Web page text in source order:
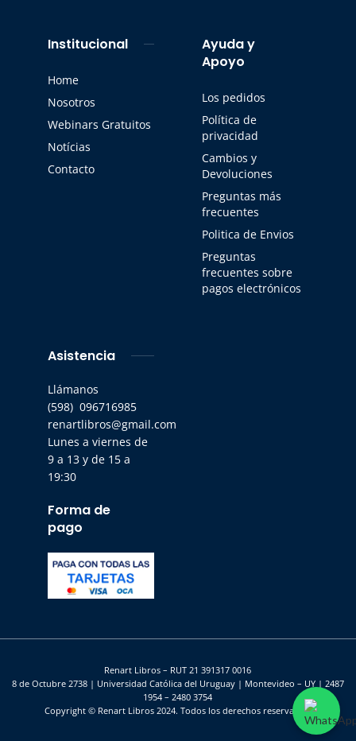
Institucional
Home
Nosotros
Webinars Gratuitos
Notícias
Contacto
Ayuda y
Apoyo
Los pedidos
Política de
privacidad
Cambios y
Devoluciones
Preguntas más
frecuentes
Politica de Envios
Preguntas
frecuentes sobre
pagos electrónicos
Asistencia
Llámanos
(598) 096716985
renartlibros@gmail.com
Lunes a viernes de
9 a 13 y de 15 a
19:30
Forma de
pago
Renart Libros – RUT 21 391317 0016
8 de Octubre 2738 | Universidad Católica del Uruguay | Montevideo – UY | 2487
1954 – 2480 3754
Copyright © Renart Libros 2024. Todos los derechos reservados.